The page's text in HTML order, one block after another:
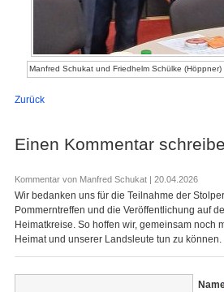
Manfred Schukat und Friedhelm Schülke (Höppner)
Zurück
Einen Kommentar
Kommentar von Manfred Schukat | 20.04.2026
Wir bedanken uns für die Teilnahme der
Pommerntreffen und die Veröffentlichung auf
Heimatkreise. So hoffen wir, gemeinsam noch
Heimat und unserer Landsleute tun zu können.